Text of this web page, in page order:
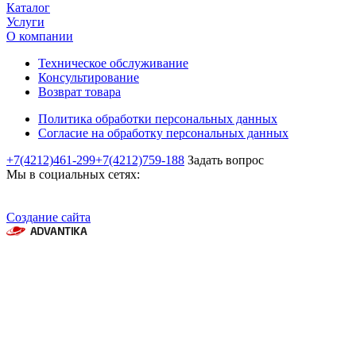
Каталог
Услуги
О компании
Техническое обслуживание
Консультирование
Возврат товара
Политика обработки персональных данных
Согласие на обработку персональных данных
+7(4212)461-299+7(4212)759-188 Задать вопрос
Мы в социальных сетях:
Создание сайта